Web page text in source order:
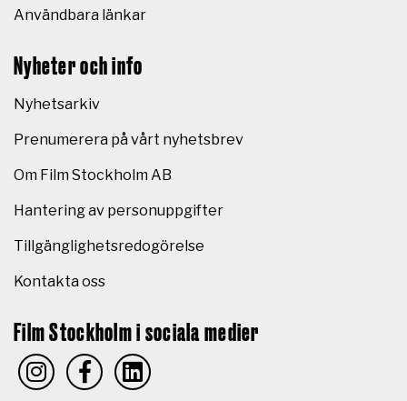
Användbara länkar
Nyheter och info
Nyhetsarkiv
Prenumerera på vårt nyhetsbrev
Om Film Stockholm AB
Hantering av personuppgifter
Tillgänglighetsredogörelse
Kontakta oss
Film Stockholm i sociala medier